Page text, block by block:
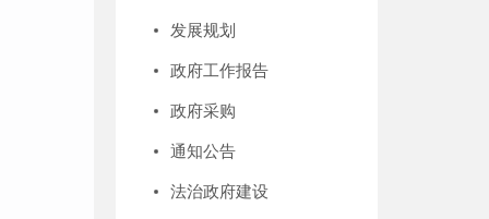
发展规划
政府工作报告
政府采购
通知公告
法治政府建设